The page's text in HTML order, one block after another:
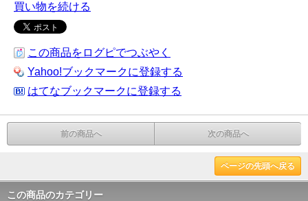
買い物を続ける
この商品をログピでつぶやく
Yahoo!ブックマークに登録する
はてなブックマークに登録する
前の商品へ 次の商品へ
ページの先頭へ戻る
この商品のカテゴリー